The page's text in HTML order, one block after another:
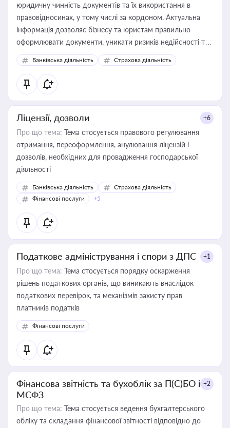
юридичну чинність документів та їх використання в
правовідносинах, у тому числі за кордоном. Актуальна
інформація дозволяє бізнесу та юристам правильно
оформлювати документи, уникати ризиків недійсності та
забезпечувати їх належне прийняття органами влади та
контрагентами
Банківська діяльність Страхова діяльність
Ліцензії, дозволи +6
Про що тема: Тема стосується правового регулювання
отримання, переоформлення, анулювання ліцензій і
дозволів, необхідних для провадження господарської
діяльності
Банківська діяльність
Страхова діяльність
Фінансові послуги
+5
Податкове адміністрування і спори з ДПС +1
Про що тема: Тема стосується порядку оскарження
рішень податкових органів, що виникають внаслідок
податкових перевірок, та механізмів захисту прав
платників податків
Фінансові послуги
Фінансова звітність та бухоблік за П(С)БО і
МСФЗ
+2
Про що тема: Тема стосується ведення бухгалтерського
обліку та складання фінансової звітності відповідно до